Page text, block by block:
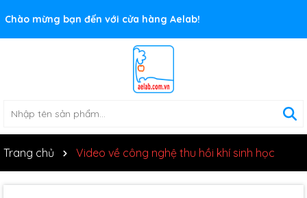
Chào mừng bạn đến với cửa hàng Aelab!
Rất nhiều ưu đãi và chương trình khuyến mãi đang chờ đợi
bạn
Trang chủ Video về công nghệ thu hồi khí sinh học